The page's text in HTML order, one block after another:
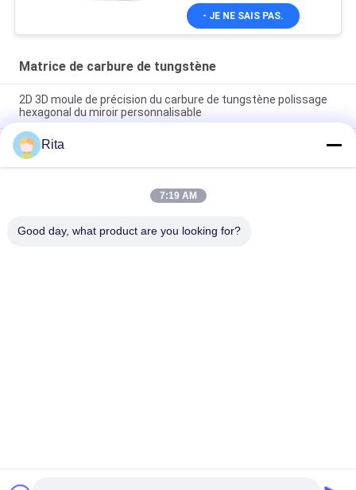
- JE NE SAIS PAS.
Matrice de carbure de tungstène
2D 3D moule de précision du carbure de tungstène polissage
hexagonal du miroir personnalisable
La matrice de poinçon carrée de carbure de tungstène a usiné
extérieur
VA80,ST7,KG5,KG6 Matrice de carbure de tungstène, forgeage
à froid Matrice de fixation pour matrice d'extrusion Dimension
Rita
7:19 AM
Good day, what product are you looking for?